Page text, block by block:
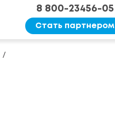
8 800-23456-05
Стать партнером